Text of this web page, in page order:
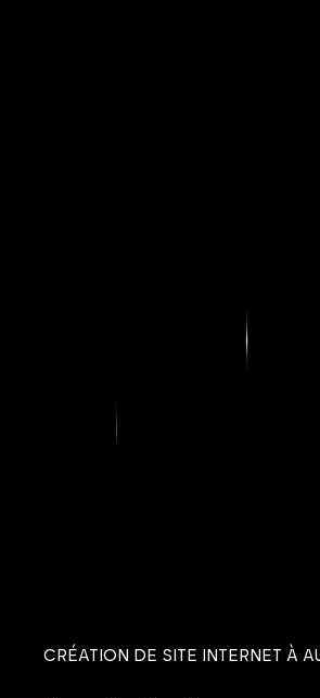
CRÉATION DE SITE INTERNET À